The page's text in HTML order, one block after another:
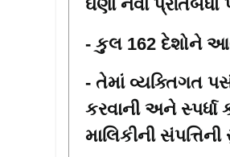
ઘણા નવા
- કુલ 162 દેશોને
- તેમાં વ્યક્તિગત
કરવાની અને
માલિકીની